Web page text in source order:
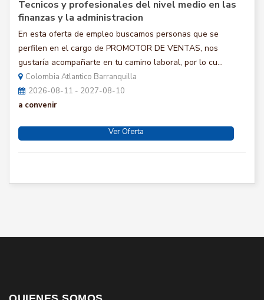
Tecnicos y profesionales del nivel medio en las
finanzas y la administracion
En esta oferta de empleo buscamos personas que se
perfilen en el cargo de PROMOTOR DE VENTAS, nos
gustaría acompañarte en tu camino laboral, por lo cu...
Colombia Atlantico Barranquilla
2026-08-11 - 2027-08-10
a convenir
Ver Oferta